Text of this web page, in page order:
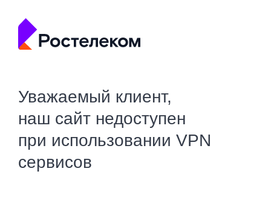
Уважаемый клиент,
наш сайт недоступен
при использовании VPN
сервисов